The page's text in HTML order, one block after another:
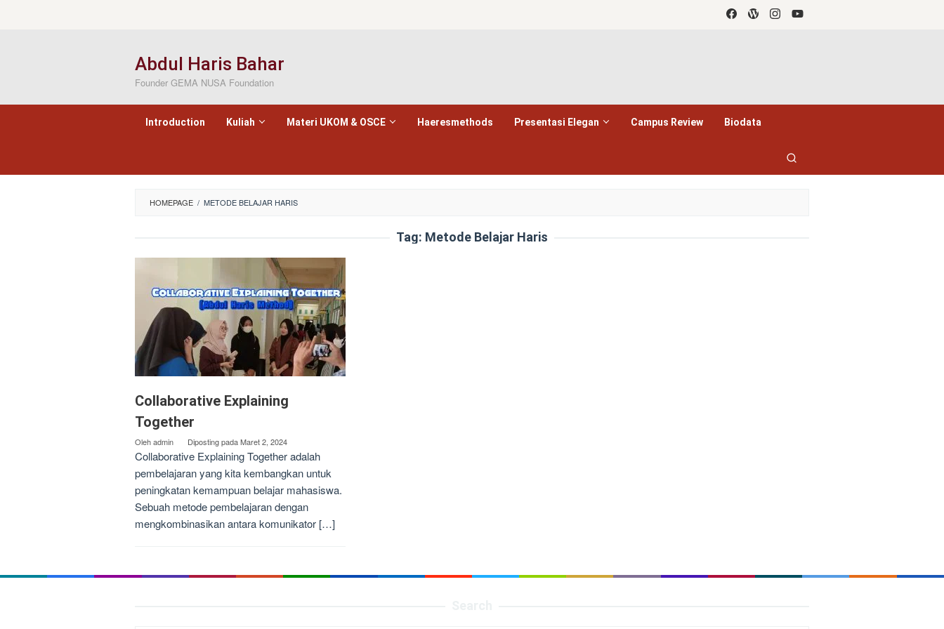
Abdul Haris Bahar
Founder GEMA NUSA Foundation
Introduction Kuliah Materi UKOM & OSCE Haeresmethods Presentasi Elegan Campus Review Biodata
HOMEPAGE / METODE BELAJAR HARIS
Tag: Metode Belajar Haris
Collaborative Explaining
Together
Olehadmin Diposting padaMaret 2, 2024
Collaborative Explaining Together adalah
pembelajaran yang kita kembangkan untuk
peningkatan kemampuan belajar mahasiswa.
Sebuah metode pembelajaran dengan
mengkombinasikan antara komunikator […]